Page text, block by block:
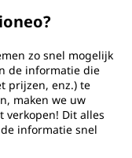
zo snel mogelijk
de informatie die
prijzen, enz.) te
maken we uw
Dit alles
informatie snel